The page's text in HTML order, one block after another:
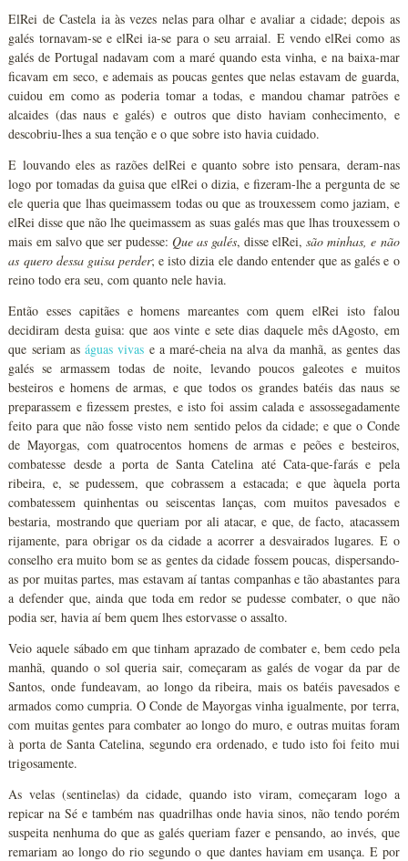
ElRei de Castela ia às vezes nelas para olhar e avaliar a cidade; depois as
galés tornavam-se e elRei ia-se para o seu arraial. E vendo elRei como as
galés de Portugal nadavam com a maré quando esta vinha, e na baixa-mar
ficavam em seco, e ademais as poucas gentes que nelas estavam de guarda,
cuidou em como as poderia tomar a todas, e mandou chamar patrões e
alcaides (das naus e galés) e outros que disto haviam conhecimento, e
descobriu-lhes a sua tenção e o que sobre isto havia cuidado.
E louvando eles as razões delRei e quanto sobre isto pensara, deram-nas
logo por tomadas da guisa que elRei o dizia, e fizeram-lhe a pergunta de se
ele queria que lhas queimassem todas ou que as trouxessem como jaziam, e
elRei disse que não lhe queimassem as suas galés mas que lhas trouxessem o
mais em salvo que ser pudesse: Que as galés, disse elRei,são minhas, e não
as quero dessa guisa perder; e isto dizia ele dando entender que as galés e o
reino todo era seu, com quanto nele havia.
Então esses capitães e homens mareantes com quem elRei isto falou
decidiram desta guisa: que aos vinte e sete dias daquele mês dAgosto, em
que seriam aságuas vivas e a maré-cheia na alva da manhã, as gentes das
galés se armassem todas de noite, levando poucos galeotes e muitos
besteiros e homens de armas, e que todos os grandes batéis das naus se
preparassem e fizessem prestes, e isto foi assim calada e assossegadamente
feito para que não fosse visto nem sentido pelos da cidade; e que o Conde
de Mayorgas, com quatrocentos homens de armas e peões e besteiros,
combatesse desde a porta de Santa Catelina até Cata-que-farás e pela
ribeira, e, se pudessem, que cobrassem a estacada; e que àquela porta
combatessem quinhentas ou seiscentas lanças, com muitos pavesados e
bestaria, mostrando que queriam por ali atacar, e que, de facto, atacassem
rijamente, para obrigar os da cidade a acorrer a desvairados lugares. E o
conselho era muito bom se as gentes da cidade fossem poucas, dispersando-
as por muitas partes, mas estavam aí tantas companhas e tão abastantes para
a defender que, ainda que toda em redor se pudesse combater, o que não
podia ser, havia aí bem quem lhes estorvasse o assalto.
Veio aquele sábado em que tinham aprazado de combater e, bem cedo pela
manhã, quando o sol queria sair, começaram as galés de vogar da par de
Santos, onde fundeavam, ao longo da ribeira, mais os batéis pavesados e
armados como cumpria. O Conde de Mayorgas vinha igualmente, por terra,
com muitas gentes para combater ao longo do muro, e outras muitas foram
à porta de Santa Catelina, segundo era ordenado, e tudo isto foi feito mui
trigosamente.
As velas (sentinelas) da cidade, quando isto viram, começaram logo a
repicar na Sé e também nas quadrilhas onde havia sinos, não tendo porém
suspeita nenhuma do que as galés queriam fazer e pensando, ao invés, que
remariam ao longo do rio segundo o que dantes haviam em usança. E por